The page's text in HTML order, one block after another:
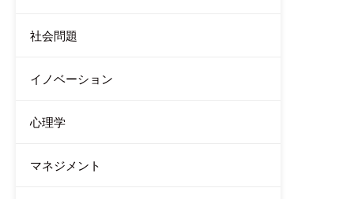
社会問題
イノベーション
心理学
マネジメント